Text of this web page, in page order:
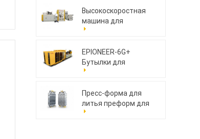
Высокоскоростная
машина для
компрессионного
MoldCap-48GS.AI
EPIONEER-6G+
Бутылки для
упаковки ПЭТ
Пресс-форма для
литья преформ для
домашних животных